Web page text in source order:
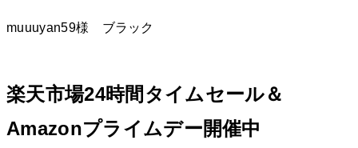
muuuyan59様 ブラック
楽天市場24時間タイムセール＆
Amazonプライムデー開催中